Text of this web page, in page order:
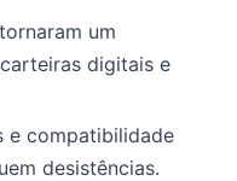
um
digitais e
e compatibilidade
desistências.